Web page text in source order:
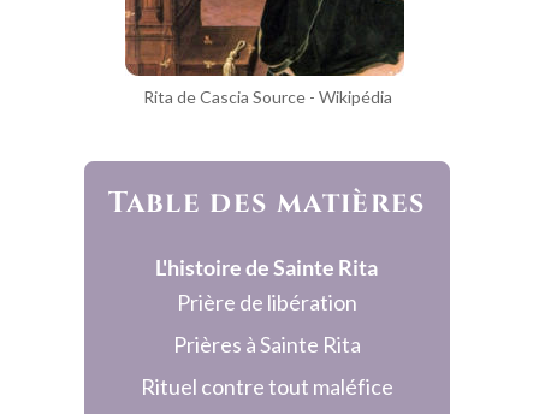
Rita de Cascia Source - Wikipédia
Table des matières
L'histoire de Sainte Rita
Prière de libération
Prières à Sainte Rita
Rituel contre tout maléfice